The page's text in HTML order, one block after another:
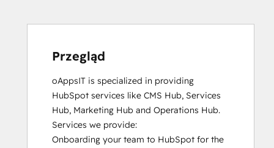
Email Marketing Certification
Frictionless Sales
Guided Client Onboarding
HubSpot CMS for Developers II
HubSpot Content Hub Software
HubSpot Email Marketing Software
Certification
HubSpot Implementation for Partners
Przegląd
oAppsIT is specialized in providing
HubSpot services like CMS Hub, Services
Hub, Marketing Hub and Operations Hub.
Services we provide:
Onboarding your team to HubSpot for the